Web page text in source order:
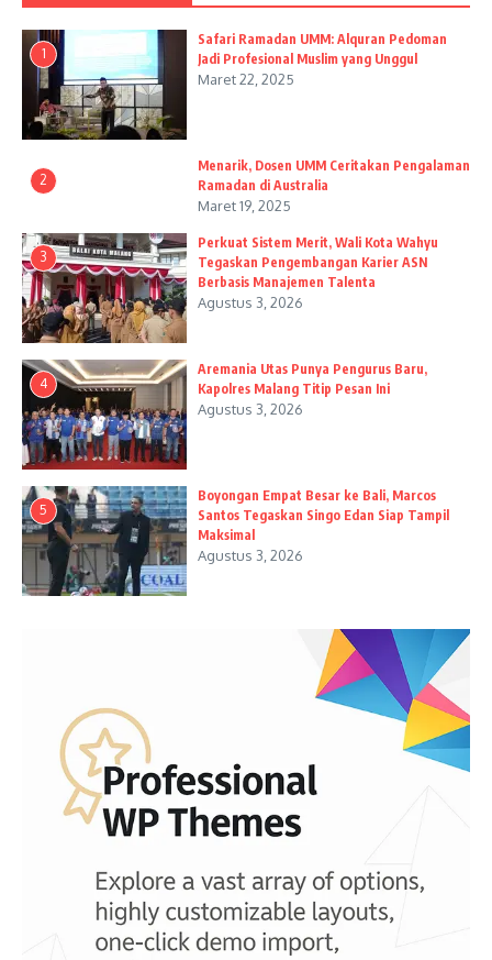
1
Safari Ramadan UMM: Alquran Pedoman
Jadi Profesional Muslim yang Unggul
Maret 22, 2025
2
Menarik, Dosen UMM Ceritakan Pengalaman
Ramadan di Australia
Maret 19, 2025
3
Perkuat Sistem Merit, Wali Kota Wahyu
Tegaskan Pengembangan Karier ASN
Berbasis Manajemen Talenta
Agustus 3, 2026
4
Aremania Utas Punya Pengurus Baru,
Kapolres Malang Titip Pesan Ini
Agustus 3, 2026
5
Boyongan Empat Besar ke Bali, Marcos
Santos Tegaskan Singo Edan Siap Tampil
Maksimal
Agustus 3, 2026